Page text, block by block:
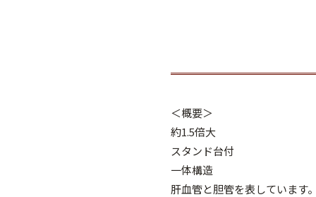
＜概要＞
約1.5倍大
スタンド台付
一体構造
肝血管と胆管を表しています